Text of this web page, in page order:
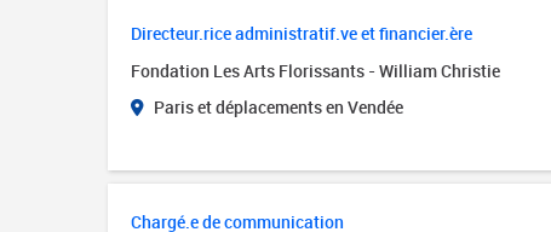
Directeur.rice administratif.ve et financier.ère
Fondation Les Arts Florissants - William Christie
Paris et déplacements en Vendée
Chargé.e de communication